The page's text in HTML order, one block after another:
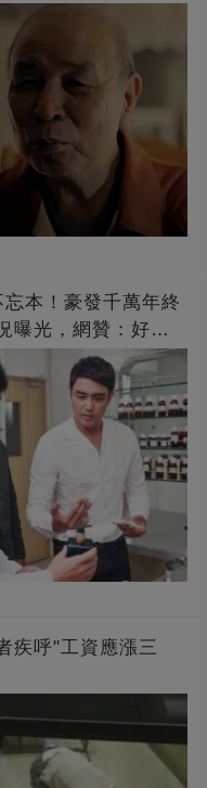
本！豪發千萬年終
曝光，網贊：好老
疾呼"工資應漲三